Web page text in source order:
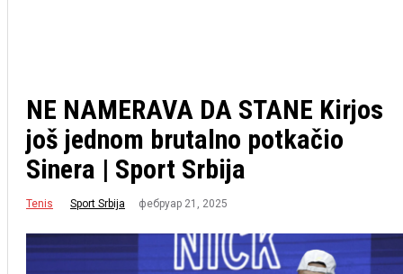
NE NAMERAVA DA STANE Kirjos
još jednom brutalno potkačio
Sinera | Sport Srbija
Tenis Sport Srbija фебруар 21, 2025